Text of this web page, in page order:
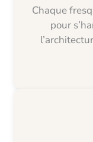
Chaque
pour